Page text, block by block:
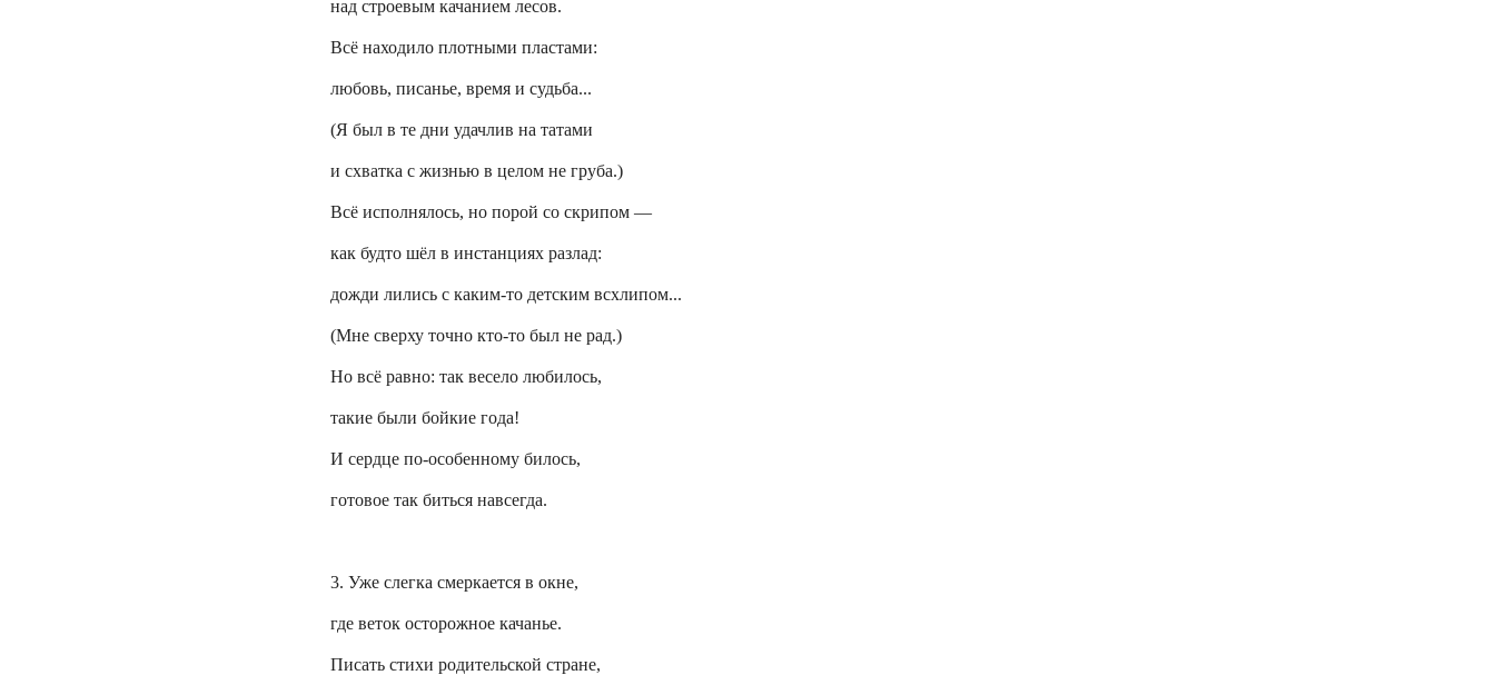
над строевым качанием лесов.
Всё находило плотными пластами:
любовь, писанье, время и судьба...
(Я был в те дни удачлив на татами
и схватка с жизнью в целом не груба.)
Всё исполнялось, но порой со скрипом —
как будто шёл в инстанциях разлад:
дожди лились с каким-то детским всхлипом...
(Мне сверху точно кто-то был не рад.)
Но всё равно: так весело любилось,
такие были бойкие года!
И сердце по-особенному билось,
готовое так биться навсегда.
3. Уже слегка смеркается в окне,
где веток осторожное качанье.
Писать стихи родительской стране,